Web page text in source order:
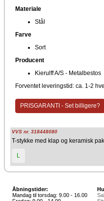
Materiale
Stål
Farve
Sort
Producent
Kierulff A/S - Metalbestos
Forventet leveringstid: ca. 1-2
PRISGARANTI - Set billigere?
VVS nr. 318448080
T-stykke med klap og keramisk
L
Åbningstider:
Mandag til torsdag: 9.00 - 16.00